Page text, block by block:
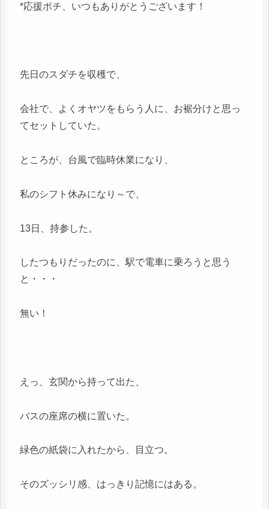
*応援ポチ、いつもありがとうございます！
先日のスダチを収穫で、
会社で、よくオヤツをもらう人に、お裾分けと思っ
てセットしていた。
ところが、台風で臨時休業になり、
私のシフト休みになり～で、
13日、持参した。
したつもりだったのに、駅で電車に乗ろうと思う
と・・・
無い！
えっ、玄関から持って出た、
バスの座席の横に置いた。
緑色の紙袋に入れたから、目立つ。
そのズッシリ感、はっきり記憶にはある。